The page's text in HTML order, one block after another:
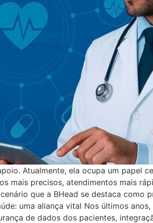
Atualmente, ela ocupa um papel
mais precisos, atendimentos mais
que a BHead se destaca como
uma aliança vital Nos últimos
de dados dos pacientes,